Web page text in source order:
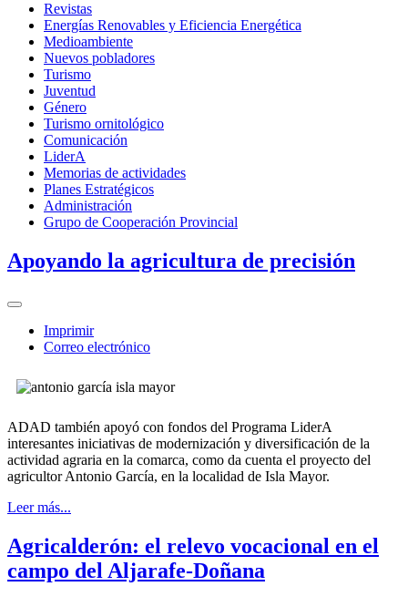
Revistas
Energías Renovables y Eficiencia Energética
Medioambiente
Nuevos pobladores
Turismo
Juventud
Género
Turismo ornitológico
Comunicación
LiderA
Memorias de actividades
Planes Estratégicos
Administración
Grupo de Cooperación Provincial
Apoyando la agricultura de precisión
Imprimir
Correo electrónico
ADAD también apoyó con fondos del Programa LiderA
interesantes iniciativas de modernización y diversificación de la
actividad agraria en la comarca, como da cuenta el proyecto del
agricultor Antonio García, en la localidad de Isla Mayor.
Leer más...
Agricalderón: el relevo vocacional en el
campo del Aljarafe-Doñana